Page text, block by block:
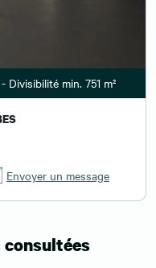
Divisibilité min. 751 m²
Envoyer un message
consultées